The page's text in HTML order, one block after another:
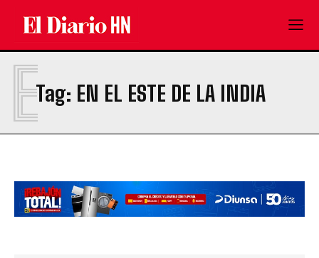
Tag: EN EL ESTE DE LA INDIA
E